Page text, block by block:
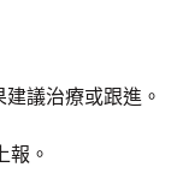
議治療或跟進。
。